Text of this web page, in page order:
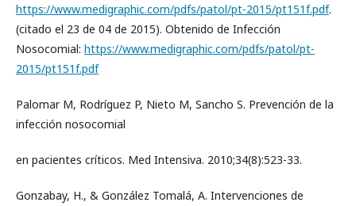
https://www.medigraphic.com/pdfs/patol/pt-2015/pt151f.pdf.
(citado el 23 de 04 de 2015). Obtenido de Infección
Nosocomial: https://www.medigraphic.com/pdfs/patol/pt-
2015/pt151f.pdf
Palomar M, Rodríguez P, Nieto M, Sancho S. Prevención de la
infección nosocomial
en pacientes críticos. Med Intensiva. 2010;34(8):523-33.
Gonzabay, H., & González Tomalá, A. Intervenciones de